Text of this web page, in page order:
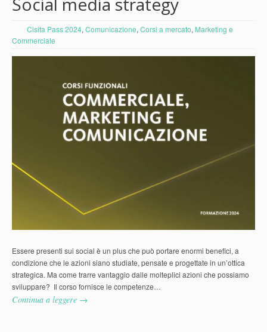
Cisita Pass 2024, Comunicazione, Corsi a mercato, Marketing e
Commerciale
Essere presenti sui social è un plus che può portare enormi benefici, a
condizione che le azioni siano studiate, pensate e progettate in un’ottica
strategica. Ma come trarre vantaggio dalle molteplici azioni che possiamo
sviluppare? Il corso fornisce le competenze…
Continua a leggere →